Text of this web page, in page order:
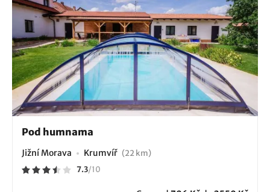
Pod humnama
Jižní Morava Krumvíř (22 km)
7.3/10